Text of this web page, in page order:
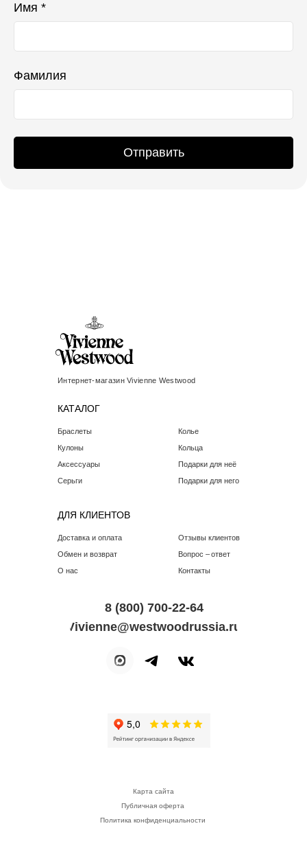
Имя *
Фамилия
Отправить
КАТАЛОГ
ДЛЯ КЛИЕНТОВ
Интернет-магазин Vivienne Westwood
Vivienne@westwoodrussia.ru
8 (800) 700-22-64
Доставка и оплата
Обмен и возврат
Вопрос – ответ
Отзывы клиентов
Политика конфиденциальности
О нас Контакты
Браслеты
Серьги
Публичная оферта
Карта сайта
Кулоны
Колье
Кольца
Аксессуары
Подарки для неё
Подарки для него